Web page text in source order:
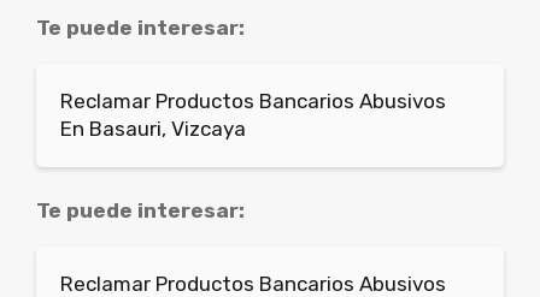
Te puede interesar:
Reclamar Productos Bancarios Abusivos
En Basauri, Vizcaya
Te puede interesar:
Reclamar Productos Bancarios Abusivos